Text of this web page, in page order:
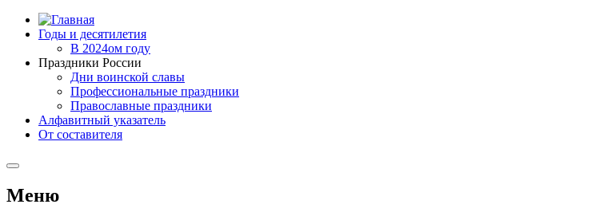
Годы и десятилетия
В 2024ом году
Праздники России
Дни воинской славы
Профессиональные праздники
Православные праздники
Алфавитный указатель
От составителя
Меню